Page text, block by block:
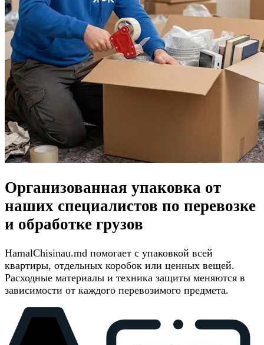
Организованная упаковка от
наших специалистов по перевозке
и обработке грузов
HamalChisinau.md помогает с упаковкой всей
квартиры, отдельных коробок или ценных вещей.
Расходные материалы и техника защиты меняются в
зависимости от каждого перевозимого предмета.